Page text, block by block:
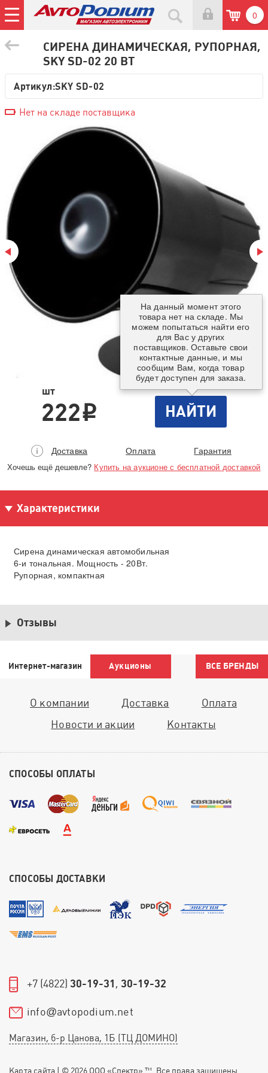
0
СИРЕНА ДИНАМИЧЕСКАЯ, РУПОРНАЯ,
SKY SD-02 20 ВТ
Артикул:SKY SD-02
шт
222i НАЙТИ
На данный момент этого
товара нет на складе. Мы
можем попытаться найти его
для Вас у других
поставщиков. Оставьте свои
контактные данные, и мы
сообщим Вам, когда товар
будет доступен для заказа.
Доставка Оплата Гарантия
Хочешь ещё дешевле? Купить на аукционе с бесплатной доставкой
Нет на складе поставщика
Характеристики
Сирена динамическая автомобильная
6-и тональная. Мощность - 20Вт.
Рупорная, компактная
Отзывы
Интернет-магазин Аукционы ВСЕ БРЕНДЫ
О компании Доставка
Оплата
Новости и акции
Контакты
СПОСОБЫ ОПЛАТЫ
СПОСОБЫ ДОСТАВКИ
Карта сайта | © 2026 ООО «Спектр» ™. Все права защищены
+7 (4822) 30-19-31, 30-19-32
info@avtopodium.net
Магазин, б-р Цанова, 1Б (ТЦ ДОМИНО)